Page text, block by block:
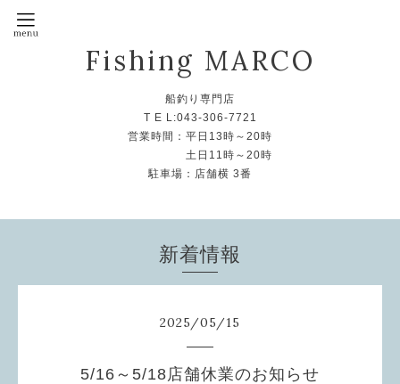
Fishing MARCO
船釣り専門店
T E L:043-306-7721
営業時間：平日13時～20時
土日11時～20時
駐車場：店舗横 3番
新着情報
2025/05/15
5/16～5/18店舗休業のお知らせ